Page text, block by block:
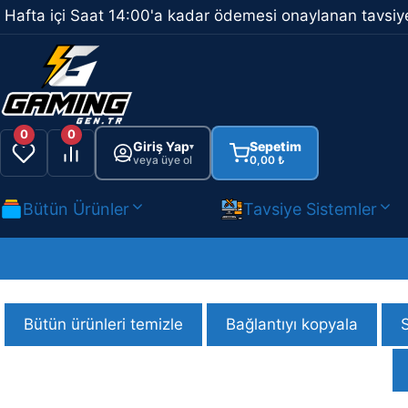
İçeriğe
atla
Hafta içi Saat 14:00'a kadar ödemesi onaylanan
0 0
Giriş Yap▾
veya üye ol
Sepetim
0,00 ₺
Bütün Ürünler Tavsiye Sistemler
Bütün ürünleri temizle Bağlantıyı kopyala